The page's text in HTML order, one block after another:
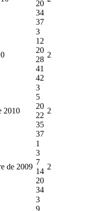
20
34
37
3
12
20
28
41
42
2
2010
3
5
20
22
35
37
2
de 2009
1
3
7
14
20
34
2
3
9